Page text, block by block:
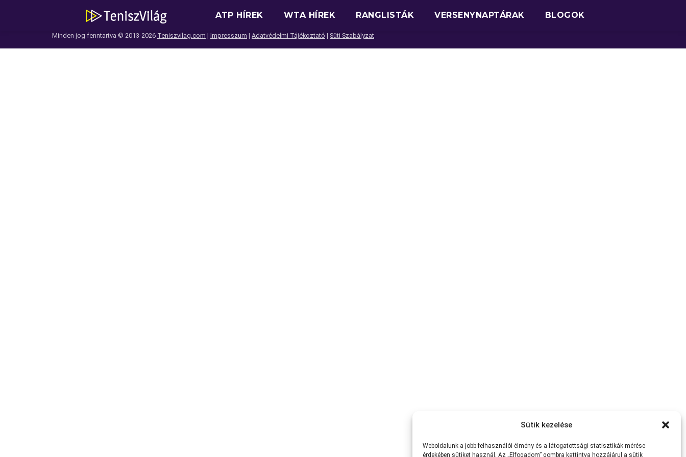
Sütik kezelése
Weboldalunk a jobb felhasználói élmény és a látogatottsági statisztikák mérése
érdekében sütiket használ. Az „Elfogadom” gombra kattintva hozzájárul a sütik
ATP HÍREK WTA HÍREK RANGLISTÁK VERSENYNAPTÁRAK BLOGOK
Minden jog fenntartva © 2013-2026 Teniszvilag.com | Impresszum | Adatvédelmi Tájékoztató | Süti Szabályzat